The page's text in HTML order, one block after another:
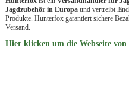
Jagdzubehör in Europa und vertreibt
Produkte. Hunterfox garantiert sichere
Versand.
Hier klicken um die Webseite